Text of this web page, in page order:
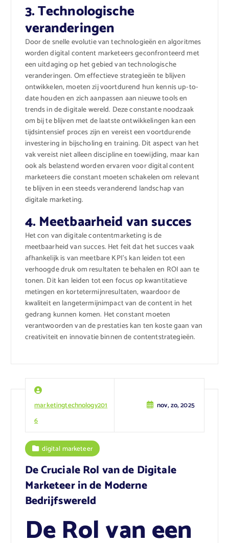
3. Technologische
veranderingen
Door de snelle evolutie van technologieën en algoritmes
worden digital content marketeers geconfronteerd met
een uitdaging op het gebied van technologische
veranderingen. Om effectieve strategieën te blijven
ontwikkelen, moeten zij voortdurend hun kennis up-to-
date houden en zich aanpassen aan nieuwe tools en
trends in de digitale wereld. Deze constante noodzaak
om bij te blijven met de laatste ontwikkelingen kan een
tijdsintensief proces zijn en vereist een voortdurende
investering in bijscholing en training. Dit aspect van het
vak vereist niet alleen discipline en toewijding, maar kan
ook als belastend worden ervaren voor digital content
marketeers die constant moeten schakelen om relevant
te blijven in een steeds veranderend landschap van
digitale marketing.
4. Meetbaarheid van succes
Het con van digitale contentmarketing is de
meetbaarheid van succes. Het feit dat het succes vaak
afhankelijk is van meetbare KPI’s kan leiden tot een
verhoogde druk om resultaten te behalen en ROI aan te
tonen. Dit kan leiden tot een focus op kwantitatieve
metingen en kortetermijnresultaten, waardoor de
kwaliteit en langetermijnimpact van de content in het
gedrang kunnen komen. Het constant moeten
verantwoorden van de prestaties kan ten koste gaan van
creativiteit en innovatie binnen de contentstrategieën.
marketingtechnology201
6
nov, zo, 2025
digital marketeer
De Cruciale Rol van de Digitale
Marketeer in de Moderne
Bedrijfswereld
De Rol van een